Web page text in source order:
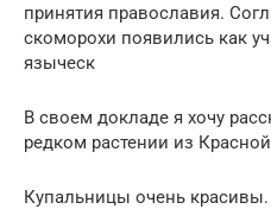
принятия православия.
скоморохи появились как
языческ
В своем докладе я хочу
редком растении из
Купальницы очень